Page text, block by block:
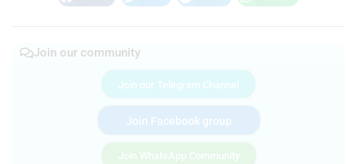
Join our community
Join our Telegram Channel
Join Facebook group
Join WhatsApp Community